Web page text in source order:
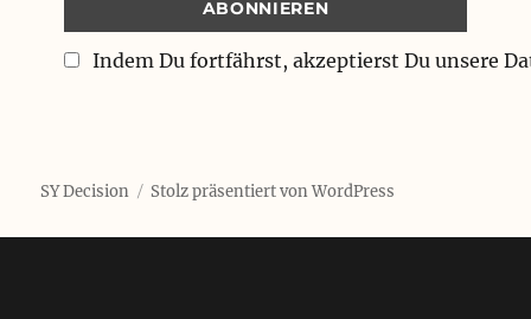
Indem Du fortfährst, akzeptierst Du unsere
SY Decision Stolz präsentiert von WordPress